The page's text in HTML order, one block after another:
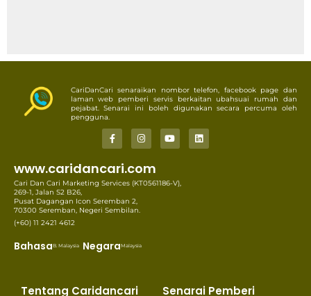
CariDanCari senaraikan nombor telefon, facebook page dan
laman web pemberi servis berkaitan ubahsuai rumah dan
pejabat. Senarai ini boleh digunakan secara percuma oleh
pengguna.
www.caridancari.com
Cari Dan Cari Marketing Services (KT0561186-V),
269-1, Jalan S2 B26,
Pusat Dagangan Icon Seremban 2,
70300 Seremban, Negeri Sembilan.
(+60) 11 2421 4612
BahasaB. Malaysia NegaraMalaysia
Tentang Caridancari Senarai Pemberi